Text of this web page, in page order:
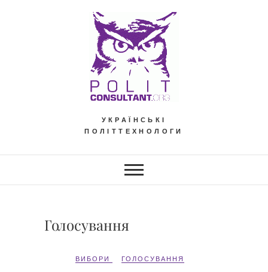
УКРАЇНСЬКІ
ПОЛІТТЕХНОЛОГИ
Голосування
ВИБОРИ ГОЛОСУВАННЯ